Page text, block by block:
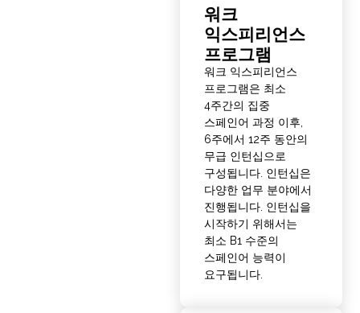
워크
익스피리언스
프로그램
워크 익스피리언스
프로그램은 최소
4주간의 집중
스페인어 과정 이후,
6주에서 12주 동안의
무급 인턴십으로
구성됩니다. 인턴십은
다양한 업무 분야에서
진행됩니다. 인턴십을
시작하기 위해서는
최소 B1 수준의
스페인어 능력이
요구됩니다.